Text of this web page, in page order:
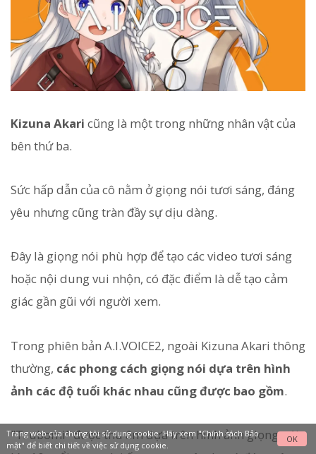
Kizuna Akari cũng là một trong những nhân vật của
bên thứ ba.
Sức hấp dẫn của cô nằm ở giọng nói tươi sáng, đáng
yêu nhưng cũng tràn đầy sự dịu dàng.
Đây là giọng nói phù hợp để tạo các video tươi sáng
hoặc nội dung vui nhộn, có đặc điểm là dễ tạo cảm
giác gần gũi với người xem.
Trong phiên bản A.I.VOICE2, ngoài Kizuna Akari thông
thường, các phong cách giọng nói dựa trên hình
ảnh các độ tuổi khác nhau cũng được bao gồm.
"Tsubomi" được thu âm dựa trên hình ảnh giọng nói
Trang web của chúng tôi sử dụng cookie. Hãy xem"Chính sách Bảo
mật" để biết chi tiết về việc sử dụng cookie.
OK